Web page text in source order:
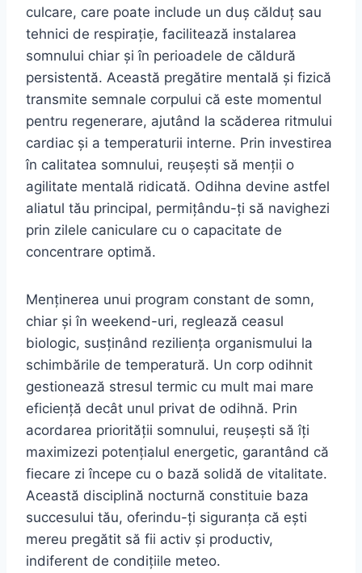
culcare, care poate include un duș călduț sau
tehnici de respirație, facilitează instalarea
somnului chiar și în perioadele de căldură
persistentă. Această pregătire mentală și fizică
transmite semnale corpului că este momentul
pentru regenerare, ajutând la scăderea ritmului
cardiac și a temperaturii interne. Prin investirea
în calitatea somnului, reușești să menții o
agilitate mentală ridicată. Odihna devine astfel
aliatul tău principal, permițându-ți să navighezi
prin zilele caniculare cu o capacitate de
concentrare optimă.
Menținerea unui program constant de somn,
chiar și în weekend-uri, reglează ceasul
biologic, susținând reziliența organismului la
schimbările de temperatură. Un corp odihnit
gestionează stresul termic cu mult mai mare
eficiență decât unul privat de odihnă. Prin
acordarea priorității somnului, reușești să îți
maximizezi potențialul energetic, garantând că
fiecare zi începe cu o bază solidă de vitalitate.
Această disciplină nocturnă constituie baza
succesului tău, oferindu-ți siguranța că ești
mereu pregătit să fii activ și productiv,
indiferent de condițiile meteo.